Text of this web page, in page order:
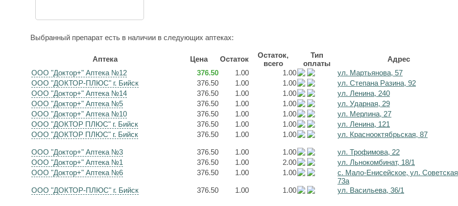
Выбранный препарат есть в наличии в следующих аптеках:
Аптека Цена Остаток
Остаток,
всего
Тип
оплаты
Адрес
ООО "Доктор+" Аптека №12
376.50 1.00 1.00 ул. Мартьянова, 57
ООО "ДОКТОР-ПЛЮС" г. Бийск
376.50 1.00 1.00 ул. Степана Разина, 92
ООО "Доктор+" Аптека №14
376.50 1.00 1.00 ул. Ленина, 240
ООО "Доктор+" Аптека №5
376.50 1.00 1.00 ул. Ударная, 29
ООО "Доктор+" Аптека №10
376.50 1.00 1.00 ул. Мерлина, 27
ООО "ДОКТОР ПЛЮС" г. Бийск
376.50 1.00 1.00 ул. Ленина, 121
ООО "ДОКТОР ПЛЮС" г. Бийск
376.50 1.00 1.00 ул. Краснооктябрьская, 87
ООО "Доктор+" Аптека №3
376.50 1.00 1.00 ул. Трофимова, 22
ООО "Доктор+" Аптека №1
376.50 1.00 2.00 ул. Льнокомбинат, 18/1
ООО "Доктор+" Аптека №6
376.50 1.00 1.00
с. Мало-Енисейское, ул. Советская
73а
ООО "ДОКТОР-ПЛЮС" г. Бийск 376.50 1.00 1.00 ул. Васильева, 36/1